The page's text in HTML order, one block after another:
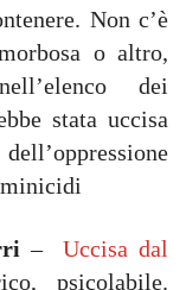
Non c’è
o altro,
dei
stata uccisa
–Uccisa dal
psicolabile.